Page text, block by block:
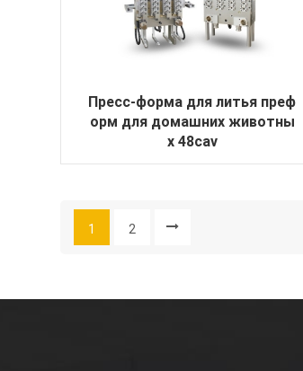
Пресс-форма для литья преф
орм для домашних животны
х 48cav
1 2